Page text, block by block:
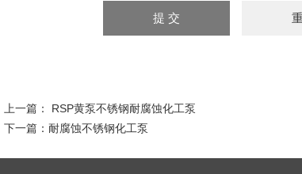
上一篇： RSP黄泵不锈钢耐腐蚀化工泵
下一篇： 耐腐蚀不锈钢化工泵